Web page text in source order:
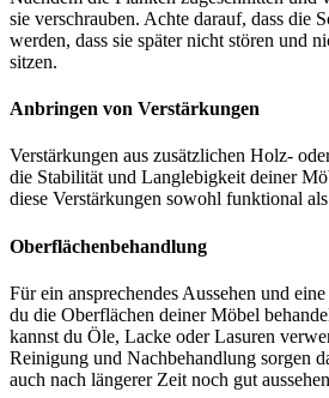
sie verschrauben. Achte darauf, dass die
werden, dass sie später nicht stören und
sitzen.
Anbringen von Verstärkungen
Verstärkungen aus zusätzlichen Holz-
die Stabilität und Langlebigkeit deiner
diese Verstärkungen sowohl funktional
Oberflächenbehandlung
Für ein ansprechendes Aussehen und
du die Oberflächen deiner Möbel
kannst du Öle, Lacke oder Lasuren
Reinigung und Nachbehandlung sorgen
auch nach längerer Zeit noch gut